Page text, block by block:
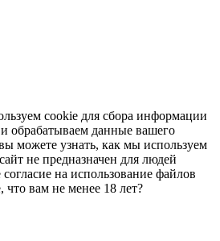
cookie для сбора информации
и обрабатываем данные вашего
можете узнать, как мы используем
не предназначен для людей
на использование файлов
что вам не менее 18 лет?